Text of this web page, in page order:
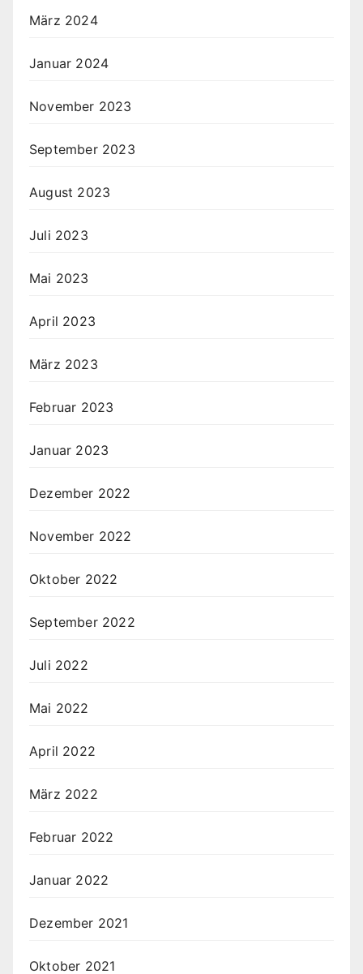
März 2024
Januar 2024
November 2023
September 2023
August 2023
Juli 2023
Mai 2023
April 2023
März 2023
Februar 2023
Januar 2023
Dezember 2022
November 2022
Oktober 2022
September 2022
Juli 2022
Mai 2022
April 2022
März 2022
Februar 2022
Januar 2022
Dezember 2021
Oktober 2021